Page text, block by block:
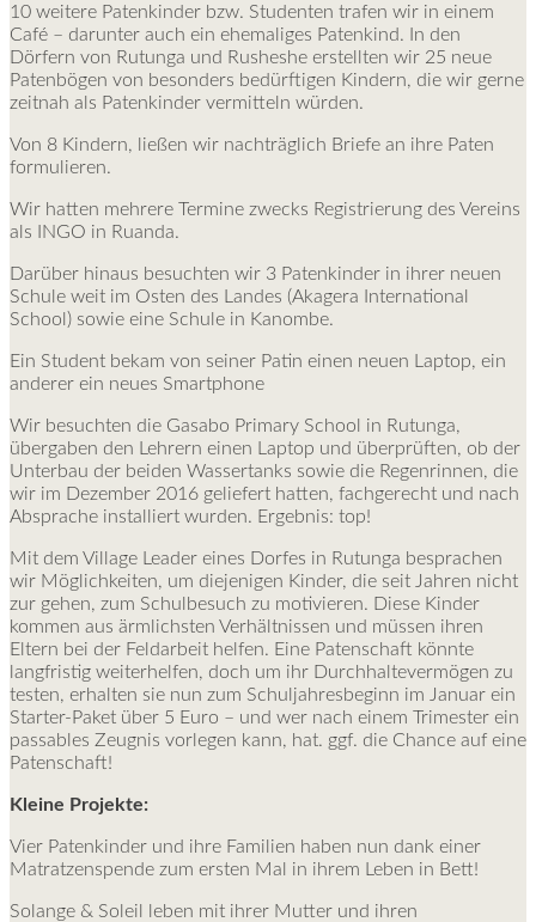
10 weitere Patenkinder bzw. Studenten trafen wir in einem
Café – darunter auch ein ehemaliges Patenkind. In den
Dörfern von Rutunga und Rusheshe erstellten wir 25 neue
Patenbögen von besonders bedürftigen Kindern, die wir gerne
zeitnah als Patenkinder vermitteln würden.
Von 8 Kindern, ließen wir nachträglich Briefe an ihre Paten
formulieren.
Wir hatten mehrere Termine zwecks Registrierung des Vereins
als INGO in Ruanda.
Darüber hinaus besuchten wir 3 Patenkinder in ihrer neuen
Schule weit im Osten des Landes (Akagera International
School) sowie eine Schule in Kanombe.
Ein Student bekam von seiner Patin einen neuen Laptop, ein
anderer ein neues Smartphone
Wir besuchten die Gasabo Primary School in Rutunga,
übergaben den Lehrern einen Laptop und überprüften, ob der
Unterbau der beiden Wassertanks sowie die Regenrinnen, die
wir im Dezember 2016 geliefert hatten, fachgerecht und nach
Absprache installiert wurden. Ergebnis: top!
Mit dem Village Leader eines Dorfes in Rutunga besprachen
wir Möglichkeiten, um diejenigen Kinder, die seit Jahren nicht
zur gehen, zum Schulbesuch zu motivieren. Diese Kinder
kommen aus ärmlichsten Verhältnissen und müssen ihren
Eltern bei der Feldarbeit helfen. Eine Patenschaft könnte
langfristig weiterhelfen, doch um ihr Durchhaltevermögen zu
testen, erhalten sie nun zum Schuljahresbeginn im Januar ein
Starter-Paket über 5 Euro – und wer nach einem Trimester ein
passables Zeugnis vorlegen kann, hat. ggf. die Chance auf eine
Patenschaft!
Kleine Projekte:
Vier Patenkinder und ihre Familien haben nun dank einer
Matratzenspende zum ersten Mal in ihrem Leben in Bett!
Solange & Soleil leben mit ihrer Mutter und ihren